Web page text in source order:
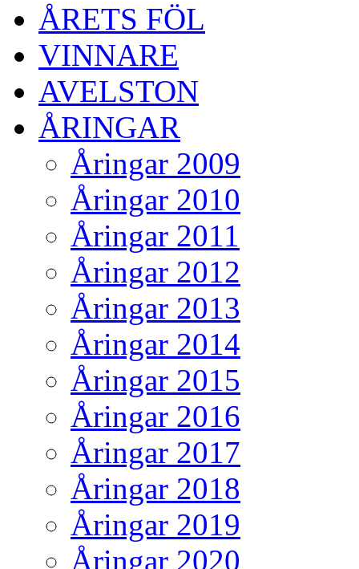
ÅRETS FÖL
VINNARE
AVELSTON
ÅRINGAR
Åringar 2009
Åringar 2010
Åringar 2011
Åringar 2012
Åringar 2013
Åringar 2014
Åringar 2015
Åringar 2016
Åringar 2017
Åringar 2018
Åringar 2019
Åringar 2020